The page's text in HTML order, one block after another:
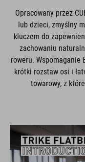
Opracowany przez
lub dzieci, zmyślny
kluczem do
zachowaniu
roweru. Wspomaganie
krótki rozstaw osi i
towarowy, z